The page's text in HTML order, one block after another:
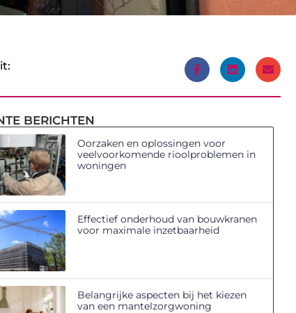
BERICHTEN
Oorzaken en oplossingen voor
veelvoorkomende rioolproblemen in
woningen
Effectief onderhoud van bouwkranen
voor maximale inzetbaarheid
Belangrijke aspecten bij het kiezen
van een mantelzorgwoning